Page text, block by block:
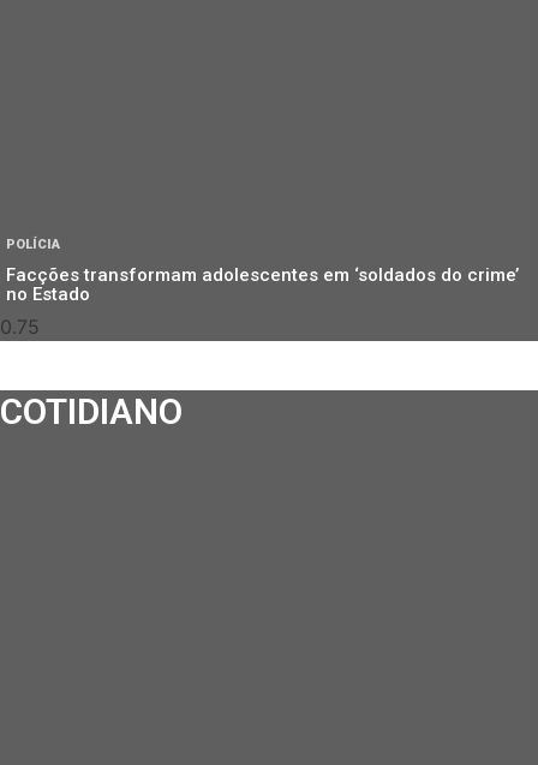
POLÍCIA
Facções transformam adolescentes em ‘soldados do crime’
no Estado
COTIDIANO